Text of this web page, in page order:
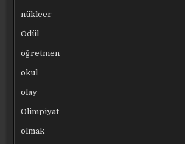
nükleer
Ödül
öğretmen
okul
olay
Olimpiyat
olmak